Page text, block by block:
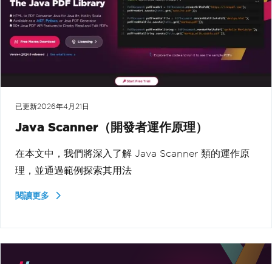
已更新2026年4月21日
Java Scanner（開發者運作原理）
在本文中，我們將深入了解 Java Scanner 類的運作原
理，並通過範例探索其用法
閱讀更多